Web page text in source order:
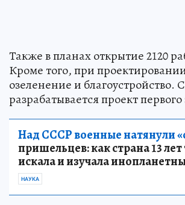
Также в планах открытие 2120
Кроме того, при
озеленение и благоустройство.
разрабатывается проект
Над СССР военные натянули
пришельцев: как страна 13
искала и изучала
НАУКА